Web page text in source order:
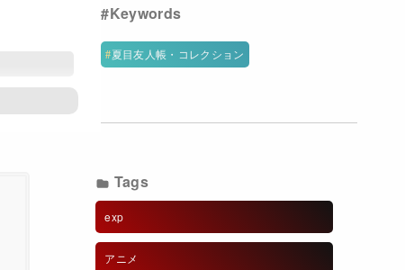
夏目友人帳・コレクション
Tags
exp
アニメ